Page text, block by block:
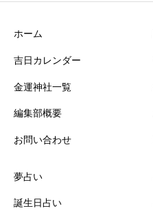
ホーム
吉日カレンダー
金運神社一覧
編集部概要
お問い合わせ
夢占い
誕生日占い